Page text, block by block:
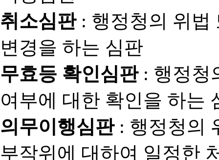
취소심판: 행정청의 위법
변경을 하는 심판
무효등 확인심판: 행정청
여부에 대한 확인을 하는
의무이행심판: 행정청의
부작위에 대하여 일정한